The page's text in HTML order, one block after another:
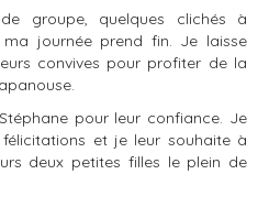
groupe, quelques clichés à
journée prend fin. Je laisse
convives pour profiter de la
pour leur confiance. Je
et je leur souhaite à
deux petites filles le plein de